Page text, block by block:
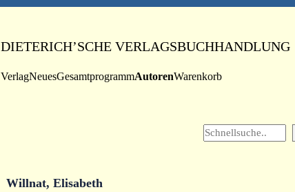
DIETERICH’SCHE VERLAGSBUCHHANDLUNG
VerlagNeuesGesamtprogrammAutorenWarenkorb
Willnat, Elisabeth